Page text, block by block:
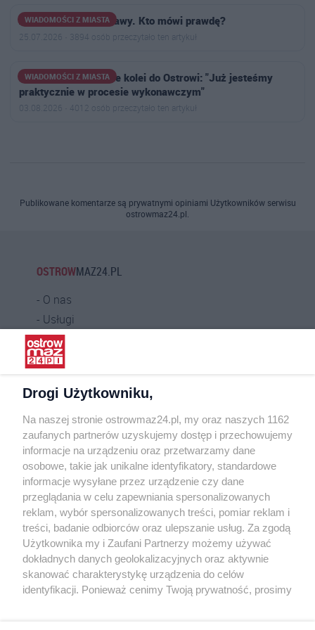
WIADOMOŚCI Z MIASTA
Awantura o stertę trawy. Kto mówi prawdę?
25.07.2026 · 3894 osób przeczytało ten artykuł
WIADOMOŚCI Z MIASTA
Burmistrz o powrocie kolei do Ostrowi: "Już jesteśmy
praktycznie w procesie wykonawczym"
03.08.2026 · 4012 osób przeczytało ten artykuł
Publikowane komentarze są prywatnymi opiniami Użytkowników serwisu
ostrowmaz24.pl.
OSTROWMAZ24.PL
O nas
Usługi
Praca
Warunki korzystania
Kontakt
INFORMATOR
Bankomaty
Msze święte
Nocna pomoc lekarska
Taxi
REKLAMA
Banery i artykuły
Reklama wideo
Drogi Użytkowniku,
Na naszej stronie ostrowmaz24.pl, my oraz naszych 1162
zaufanych partnerów uzyskujemy dostęp i przechowujemy
informacje na urządzeniu oraz przetwarzamy dane
osobowe, takie jak unikalne identyfikatory, standardowe
informacje wysyłane przez urządzenie czy dane
przeglądania w celu zapewniania spersonalizowanych
reklam, wybór spersonalizowanych treści, pomiar reklam i
treści, badanie odbiorców oraz ulepszanie usług. Za zgodą
Użytkownika my i Zaufani Partnerzy możemy używać
dokładnych danych geolokalizacyjnych oraz aktywnie
skanować charakterystykę urządzenia do celów
identyfikacji. Ponieważ cenimy Twoją prywatność, prosimy